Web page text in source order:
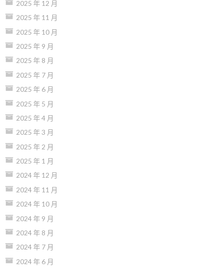
2025 年 12 月
2025 年 11 月
2025 年 10 月
2025 年 9 月
2025 年 8 月
2025 年 7 月
2025 年 6 月
2025 年 5 月
2025 年 4 月
2025 年 3 月
2025 年 2 月
2025 年 1 月
2024 年 12 月
2024 年 11 月
2024 年 10 月
2024 年 9 月
2024 年 8 月
2024 年 7 月
2024 年 6 月